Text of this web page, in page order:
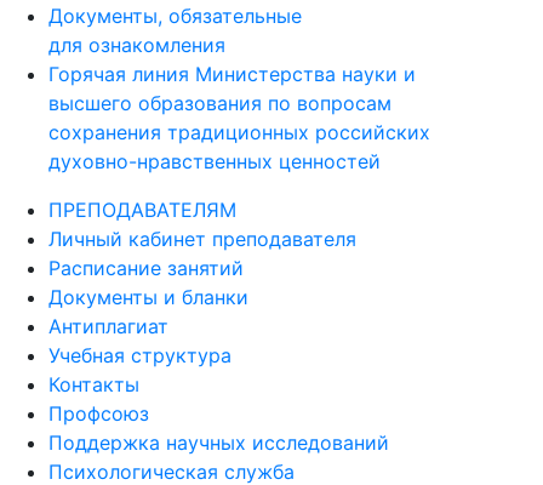
Документы, обязательные
для ознакомления
Горячая линия Министерства науки и
высшего образования по вопросам
сохранения традиционных российских
духовно-нравственных ценностей
ПРЕПОДАВАТЕЛЯМ
Личный кабинет преподавателя
Расписание занятий
Документы и бланки
Антиплагиат
Учебная структура
Контакты
Профсоюз
Поддержка научных исследований
Психологическая служба